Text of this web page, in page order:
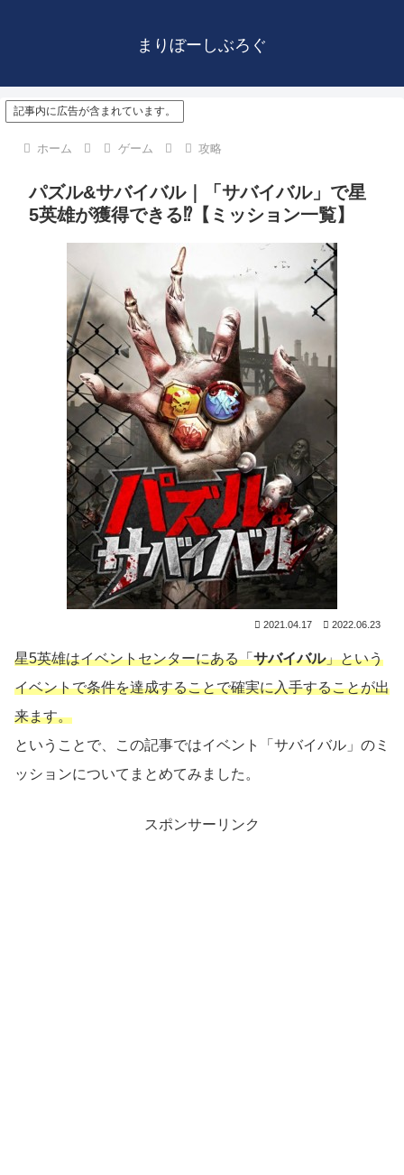
まりぼーしぶろぐ
記事内に広告が含まれています。
ホーム ゲーム 攻略
パズル&サバイバル｜「サバイバル」で星
5英雄が獲得できる⁉【ミッション一覧】
2021.04.17 2022.06.23
星5英雄はイベントセンターにある「サバイバル」という
イベントで条件を達成することで確実に入手することが出
来ます。
ということで、この記事ではイベント「サバイバル」のミ
ッションについてまとめてみました。
スポンサーリンク